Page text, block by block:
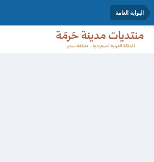
البوابة العامة